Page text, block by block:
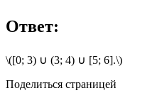
Ответ:
\([0; 3) ∪ (3; 4) ∪ [5; 6].\)
Поделиться страницей